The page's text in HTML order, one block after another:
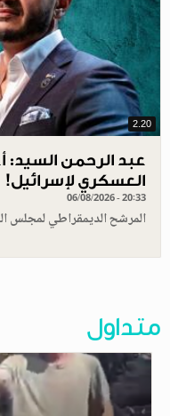
2.20
عبد الرحمن
العسكري لإسرائيل!
06/08/2026 - 20:33
المرشح الديمقراطي لمجلس
متداول